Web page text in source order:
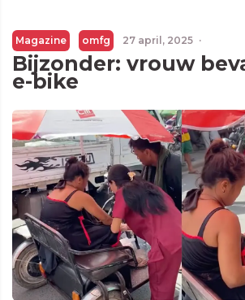
Magazine omfg 27 april, 2025 ·
Bijzonder: vrouw
e-bike